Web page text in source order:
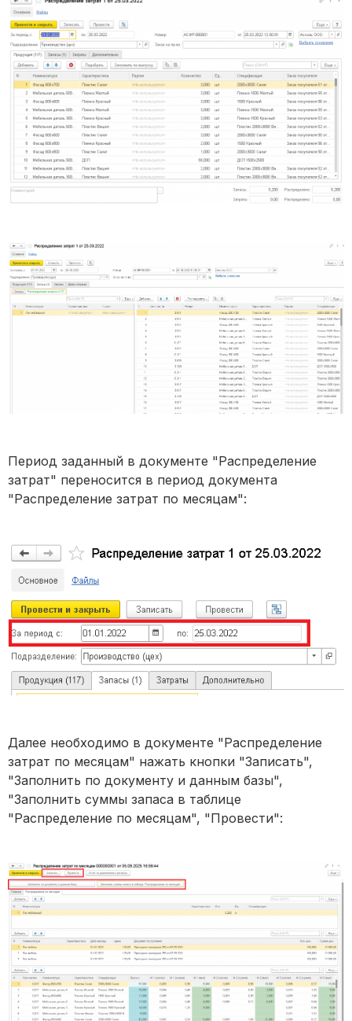
Период заданный в документе "Распределение
затрат" переносится в период документа
"Распределение затрат по месяцам":
Далее необходимо в документе "Распределение
затрат по месяцам" нажать кнопки "Записать",
"Заполнить по документу и данным базы",
"Заполнить суммы запаса в таблице
"Распределение по месяцам", "Провести":